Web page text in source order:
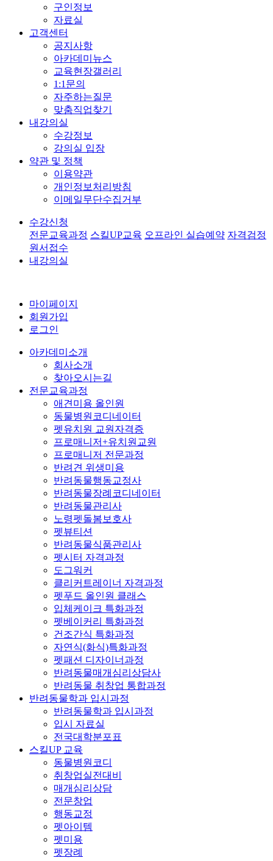
구인정보
자료실
고객센터
공지사항
아카데미뉴스
교육현장갤러리
1:1문의
자주하는질문
맞춤직업찾기
내강의실
수강정보
강의실 입장
약관 및 정책
이용약관
개인정보처리방침
이메일무단수집거부
수강신청
전문교육과정 스킬UP교육 오프라인 실습예약 자격검정
원서접수
내강의실
마이페이지
회원가입
로그인
아카데미소개
회사소개
찾아오시는길
전문교육과정
애견미용 올인원
동물병원코디네이터
펫유치원 교원자격증
프로매니저+유치원교원
프로매니저 전문과정
반려견 위생미용
반려동물행동교정사
반려동물장례코디네이터
반려동물관리사
노령펫돌봄보호사
펫뷰티션
반려동물식품관리사
펫시터 자격과정
도그워커
클리커트레이너 자격과정
펫푸드 올인원 클래스
입체케이크 특화과정
펫베이커리 특화과정
건조간식 특화과정
자연식(화식)특화과정
펫패션 디자이너과정
반려동물매개심리상담사
반려동물 취창업 통합과정
반려동물학과 입시과정
반려동물학과 입시과정
입시 자료실
전국대학분포표
스킬UP 교육
동물병원코디
취창업실전대비
매개심리상담
전문창업
행동교정
펫아이템
펫미용
펫장례